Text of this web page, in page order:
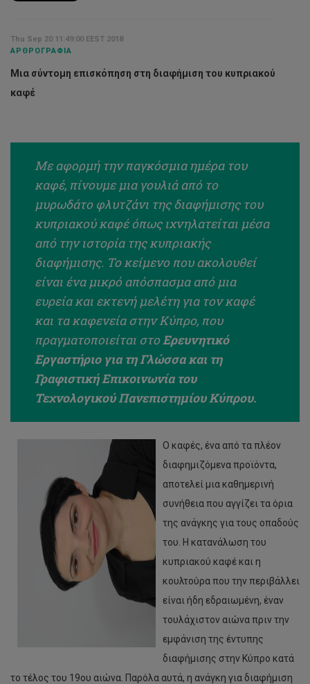
Thu Sep 20 11:49:00 EEST 2018
ΑΡΘΡΟΓΡΑΦΊΑ
Μια σύντομη επισκόπηση στη διαφήμιση του κυπριακού
καφέ
Με αφορμή την παγκόσμια ημέρα του
καφέ, πίνουμε μια γουλιά από το
μυρωδάτο φλυτζάνι της διαφήμισης του
κυπριακού καφέ όπως ιχνηλατείται μέσα
από την ιστορία της κυπριακής
διαφήμισης. Το κείμενο που ακολουθεί
είναι ένα μικρό απόσπασμα από μια
ευρεία και εκτενή μελέτη για τον καφέ
και τα καφενεία στην Κύπρο, που
πραγματοποιείται στοΕρευνητικό
Εργαστήριο για τη Γλώσσα και τη
Γραφιστική Επικοινωνία του
Τεχνολογικού Πανεπιστημίου Κύπρου.
Ο καφές, ένα από τα πλέον
διαφημιζόμενα προϊόντα,
αποτελεί μια καθημερινή
συνήθεια που αγγίζει τα όρια
της ανάγκης για τους οπαδούς
του. Η κατανάλωση του
κυπριακού καφέ και η
κουλτούρα που την περιβάλλει
είναι ήδη εδραιωμένη, έναν
τουλάχιστον αιώνα πριν την
εμφάνιση της έντυπης
διαφήμισης στην Κύπρο κατά
το τέλος του 19ου αιώνα. Παρόλα αυτά, η ανάγκη για διαφήμιση